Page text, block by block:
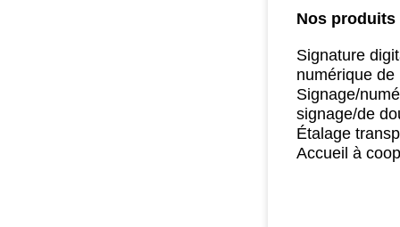
Nos
Signature
numérique de
Signage/
signage/de
Étalage
Accueil à